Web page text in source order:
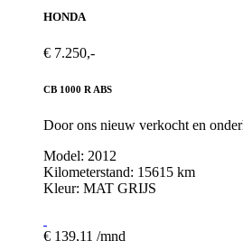
HONDA
€ 7.250,-
CB 1000 R ABS
Door ons nieuw verkocht en
Model: 2012
Kilometerstand: 15615 km
Kleur: MAT GRIJS
€ 139,11 /mnd